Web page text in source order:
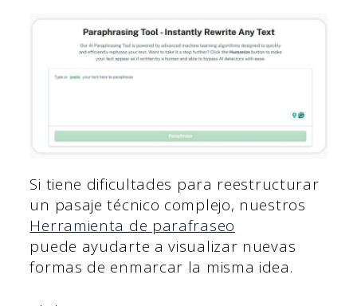
Si tiene dificultades para reestructurar
un pasaje técnico complejo, nuestros
Herramienta de parafraseo
puede ayudarte a visualizar nuevas
formas de enmarcar la misma idea.